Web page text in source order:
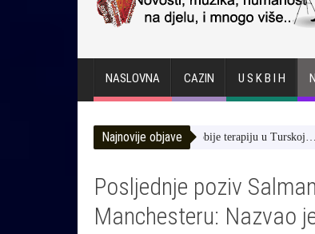
NASLOVNA CAZIN U S K B I H
Najnovije objave
Toromanović -Pomozimo joj da dobije terapiju u Turskoj…
Posljednje poziv
Manchesteru: Nazvao